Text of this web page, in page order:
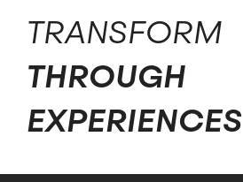
TRANSFORM
THROUGH
EXPERIENCES